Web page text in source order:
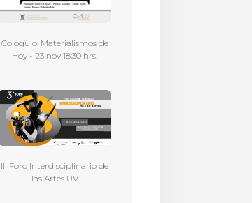
Coloquio: Materialismos de
Hoy - 23 nov 18:30 hrs.
III Foro Interdisciplinario de
las Artes UV